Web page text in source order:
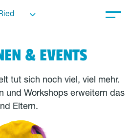
& EVENTS
tut sich noch viel, viel mehr.
und Workshops erweitern das
Eltern.